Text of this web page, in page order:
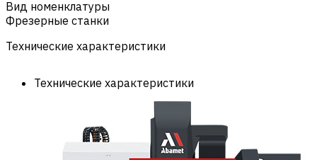
Вид номенклатуры
Фрезерные станки
Технические характеристики
Технические характеристики